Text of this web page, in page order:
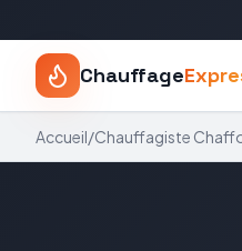
Chauffage
Accueil/Chauffagiste